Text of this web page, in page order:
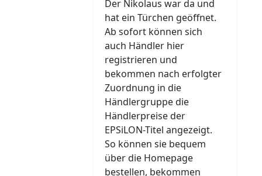
Der Nikolaus war da und
hat ein Türchen geöffnet.
Ab sofort können sich
auch Händler hier
registrieren und
bekommen nach erfolgter
Zuordnung in die
Händlergruppe die
Händlerpreise der
EPSiLON-Titel angezeigt.
So können sie bequem
über die Homepage
bestellen, bekommen